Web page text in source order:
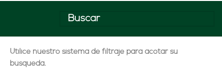
Utilice nuestro sistema de filtraje para acotar su
búsqueda.